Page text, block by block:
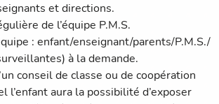
et directions.
de l’équipe P.M.S.
: enfant/enseignant/parents/P.M.S./
à la demande.
conseil de classe ou de coopération
l’enfant aura la possibilité d’exposer